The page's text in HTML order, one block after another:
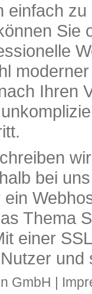
einfach
Sie
Ihren
bei
ein
Thema
einer
und
GmbH |